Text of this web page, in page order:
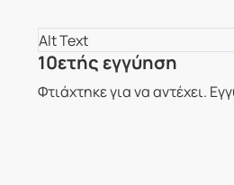
10ετής εγγύηση
Φτιάχτηκε για να αντέχει.